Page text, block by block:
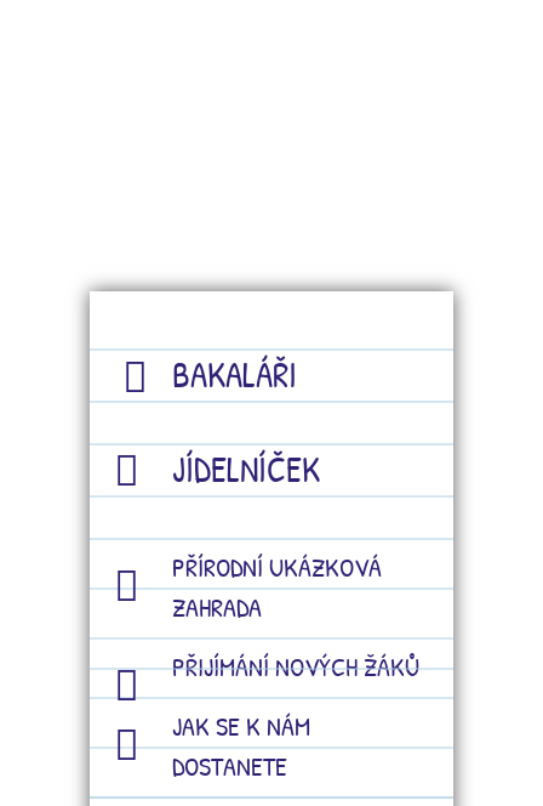
BAKALÁŘI
JÍDELNÍČEK
PŘÍRODNÍ UKÁZKOVÁ
ZAHRADA
PŘIJÍMÁNÍ NOVÝCH ŽÁKŮ
JAK SE K NÁM
DOSTANETE